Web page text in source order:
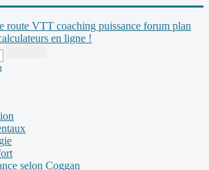
route VTT coaching puissance forum plan
en ligne !
selon Coggan